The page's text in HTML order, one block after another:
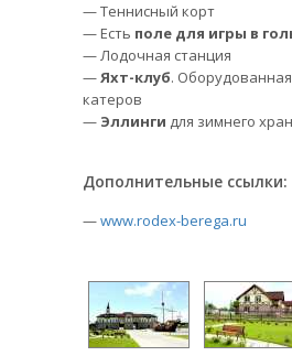
— Теннисный корт
— Есть поле для игры в
— Лодочная станция
—Яхт-клуб. Оборудованная
катеров
— Эллинги для зимнего
Дополнительные ссылки:
—www.rodex-berega.ru